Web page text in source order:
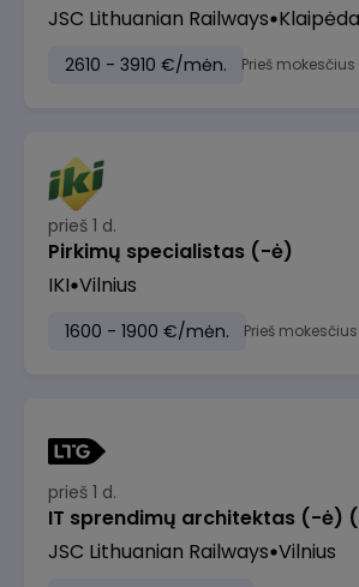
JSC Lithuanian Railways Klaipėda
2610 - 3910 €/mėn. Prieš mokesčius
prieš 1 d.
Pirkimų specialistas (-ė)
IKI Vilnius
1600 - 1900 €/mėn. Prieš mokesčius
prieš 1 d.
IT sprendimų architektas (-ė)
JSC Lithuanian Railways Vilnius